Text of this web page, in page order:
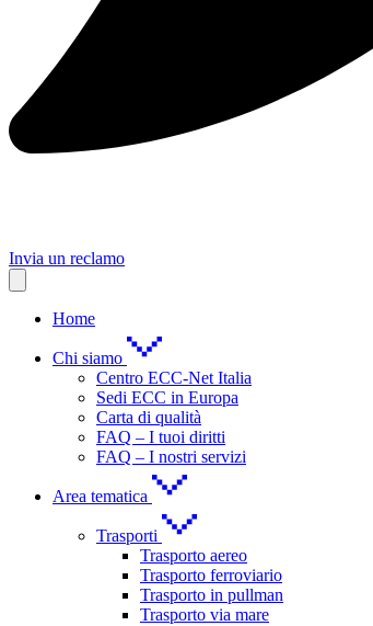
Invia un reclamo
Home
Chi siamo
Centro ECC-Net Italia
Sedi ECC in Europa
Carta di qualità
FAQ – I tuoi diritti
FAQ – I nostri servizi
Area tematica
Trasporti
Trasporto aereo
Trasporto ferroviario
Trasporto in pullman
Trasporto via mare